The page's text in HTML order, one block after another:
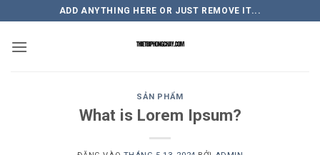
qua
nội
ADD ANYTHING HERE OR JUST REMOVE IT...
SẢN PHẨM
What is Lorem Ipsum?